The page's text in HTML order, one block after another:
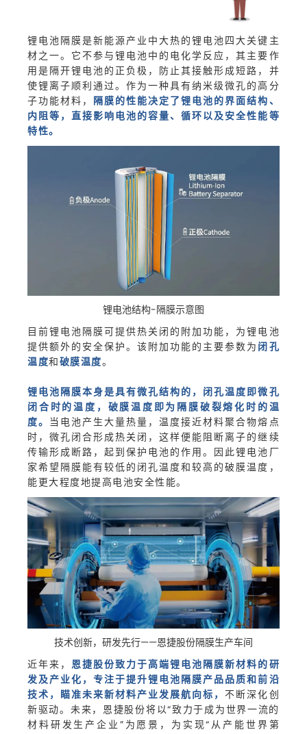
锂电池隔膜是新能源产业中大热的锂电池四大关键主
材之一。它不参与锂电池中的电化学反应，其主要作
用是隔开锂电池的正负极，防止其接触形成短路，并
使锂离子顺利通过。作为一种具有纳米级微孔的高分
子功能材料，
隔膜的性能决定了锂电池的界面结构、
内阻等，直接影响电池的容量、循环以及安全性能等
特性。
锂电池结构-隔膜示意图
目前锂电池隔膜可提供热关闭的附加功能，为锂电池
提供额外的安全保护。该附加功能的主要参数为 闭孔
温度和 破膜温度。
锂电池隔膜本身是具有微孔结构的，闭孔温度即微孔
闭合时的温度，破膜温度即为隔膜破裂熔化时的温
度。
当电池产生大量热量，温度接近材料聚合物熔点
时，微孔闭合形成热关闭，这样便能阻断离子的继续
传输形成断路，起到保护电池的作用。因此锂电池厂
家希望隔膜能有较低的闭孔温度和较高的破膜温度，
能更大程度地提高电池安全性能。
技术创新，研发先行——恩捷股份隔膜生产车间
近年来， 恩捷股份致力于高端锂电池隔膜新材料的研
发及产业化，专注于提升锂电池隔膜产品品质和前沿
技术，瞄准未来新材料产业发展航向标，不断深化创
新驱动。未来，恩捷股份将以“致力于成为世界一流的
材料研发生产企业”为愿景，为实现“从产能世界第